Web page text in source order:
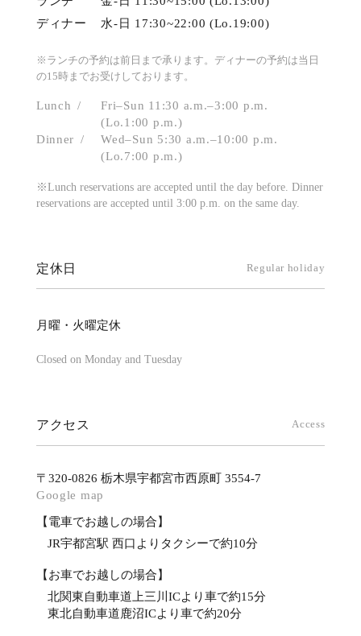
ディナー
水-日 17:30~22:00 (Lo.19:00)
※ランチの予約は前日まで承ります。ディナーの予約は当日
の15時までお受けしております。
Lunch
Fri–Sun 11:30 a.m.–3:00 p.m.
(Lo.1:00 p.m.)
Dinner
Wed–Sun 5:30 a.m.–10:00 p.m.
(Lo.7:00 p.m.)
※Lunch reservations are accepted until the day before. Dinner
reservations are accepted until 3:00 p.m. on the same day.
定休日 Regular holiday
月曜・火曜定休
Closed on Monday and Tuesday
アクセス Access
〒320-0826 栃木県宇都宮市西原町 3554-7
Google map
【電車でお越しの場合】
JR宇都宮駅 西口よりタクシーで約10分
【お車でお越しの場合】
北関東自動車道上三川ICより車で約15分
東北自動車道鹿沼ICより車で約20分